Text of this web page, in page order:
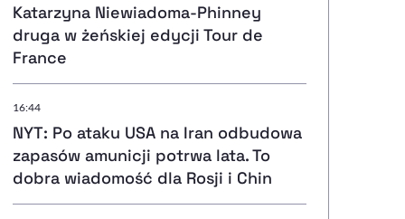
Deklaracja dostępności, otwiera się w nowym oknie
Zgłoś problem
Katarzyna Niewiadoma-Phinney
druga w żeńskiej edycji Tour de
France
16:44
NYT: Po ataku USA na Iran odbudowa
zapasów amunicji potrwa lata. To
dobra wiadomość dla Rosji i Chin